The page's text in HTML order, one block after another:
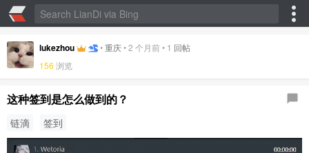
lukezhou •重庆•2 个月前• 1 回帖
156 浏览
这种签到是怎么做到的？
链滴 签到